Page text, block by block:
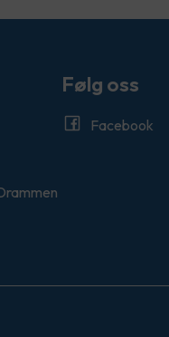
Følg oss
Facebook